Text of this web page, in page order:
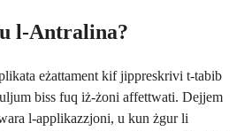
l-Antralina?
eżattament kif jippreskrivi t-tabib
biss fuq iż-żoni affettwati. Dejjem
l-applikazzjoni, u kun żgur li